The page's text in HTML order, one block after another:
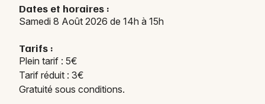
Dates et horaires :
Samedi 8 Août 2026 de 14h à 15h
Tarifs :
Plein tarif : 5€
Tarif réduit : 3€
Gratuité sous conditions.